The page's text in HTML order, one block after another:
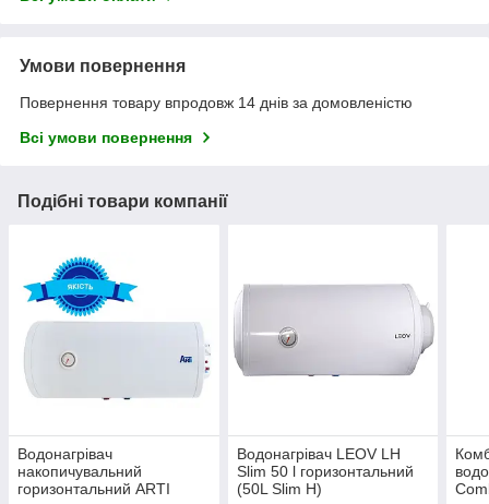
Умови повернення
Повернення товару впродовж 14 днів за домовленістю
Всі умови повернення
Подібні товари компанії
Водонагрівач
накопичувальний
горизонтальний ARTI
Водонагрівач LEOV LH
Slim 50 l горизонтальний
(50L Slim H)